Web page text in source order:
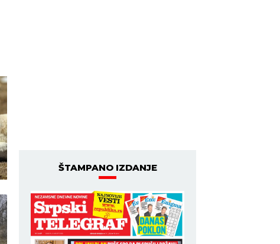
ŠTAMPANO IZDANJE